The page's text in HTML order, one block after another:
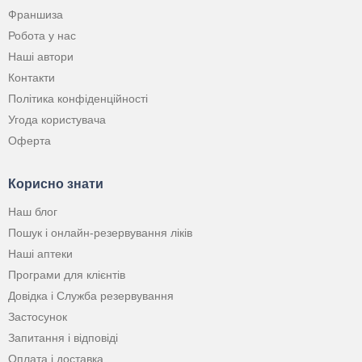
Франшиза
Робота у нас
Наші автори
Контакти
Політика конфіденційності
Угода користувача
Оферта
Корисно знати
Наш блог
Пошук і онлайн-резервування ліків
Наші аптеки
Програми для клієнтів
Довідка і Служба резервування
Застосунок
Запитання і відповіді
Оплата і доставка